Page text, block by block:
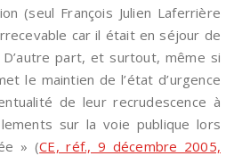
(seul François Julien Laferrière
car il était en séjour de
D’autre part, et surtout, même si
le maintien de l’état d’urgence
de leur recrudescence à
sur la voie publique lors
» (CE, réf., 9 décembre 2005,